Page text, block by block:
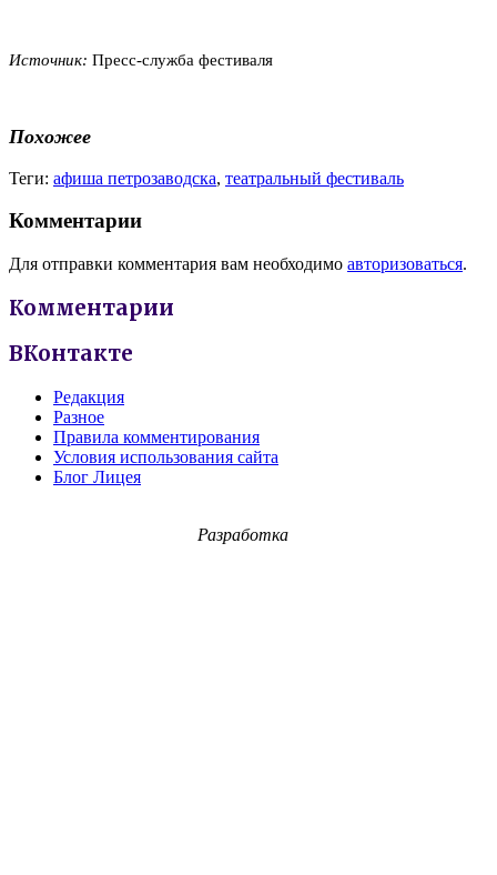
Источник: Пресс-служба фестиваля
Похожее
Теги: афиша петрозаводска, театральный фестиваль
Комментарии
Для отправки комментария вам необходимо авторизоваться.
Комментарии
ВКонтакте
Редакция
Разное
Правила комментирования
Условия использования сайта
Блог Лицея
Разработка